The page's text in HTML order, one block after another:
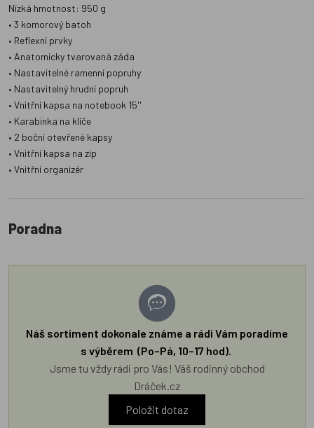
Nízká hmotnost: 950 g
• 3 komorový batoh
• Reflexní prvky
• Anatomicky tvarovaná záda
• Nastavitelné ramenní popruhy
• Nastavitelný hrudní popruh
• Vnitřní kapsa na notebook 15''
• Karabinka na klíče
• 2 boční otevřené kapsy
• Vnitřní kapsa na zip
• Vnitřní organizér
Poradna
Náš sortiment dokonale známe a rádi Vám poradíme
s výběrem (Po–Pá, 10–17 hod).
Jsme tu vždy rádi pro Vás! Váš rodinný obchod
Dráček.cz
Položit dotaz